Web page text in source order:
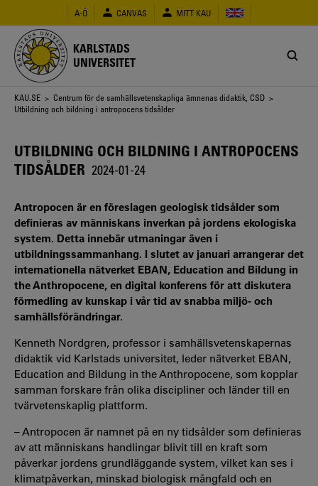
huvudinnehåll
A-Ö CANVAS MITT KAU
KARLSTADS
UNIVERSITET
Länkstig
KAU.SE > Centrum för de samhällsvetenskapliga ämnenas didaktik, CSD >
Utbildning och bildning i antropocens tidsålder
UTBILDNING OCH BILDNING I ANTROPOCENS
TIDSÅLDER 2024-01-24
Antropocen är en föreslagen geologisk tidsålder som
definieras av människans inverkan på jordens ekologiska
system. Detta innebär utmaningar även i
utbildningssammanhang. I slutet av januari arrangerar det
internationella nätverket EBAN, Education and Bildung in
the Anthropocene, en digital konferens för att diskutera
förmedling av kunskap i vår tid av snabba miljö- och
samhällsförändringar.
Kenneth Nordgren, professor i samhällsvetenskapernas
didaktik vid Karlstads universitet, leder nätverket EBAN,
Education and Bildung in the Anthropocene, som kopplar
samman forskare från olika discipliner och länder till en
tvärvetenskaplig plattform.
–Antropocen är namnet på en ny tidsålder som definieras
av att människans handlingar blivit till en kraft som
påverkar jordens grundläggande system, vilket kan ses i
klimatpåverkan, minskad biologisk mångfald och en